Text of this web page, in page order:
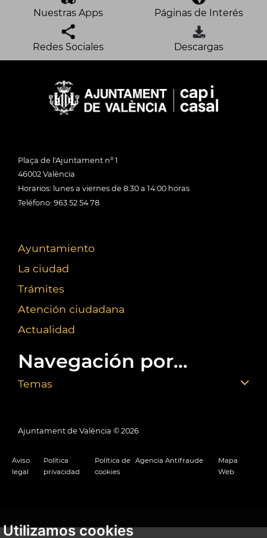
Utilizamos cookies
Nuestras Apps Páginas de Interés
Redes Sociales Descargas
Plaça de l'Ajuntament nº 1
46002 València
Horarios: lunes a viernes de 8:30 a 14:00 horas
Teléfono: 963 52 54 78
Ayuntamiento
La ciudad
Trámites
Atención ciudadana
Actualidad
Navegación por...
Temas
Ajuntament de València © 2026
Aviso
legal
Política
privacidad
Política de
cookies
Agencia Antifraude
Mapa
Web